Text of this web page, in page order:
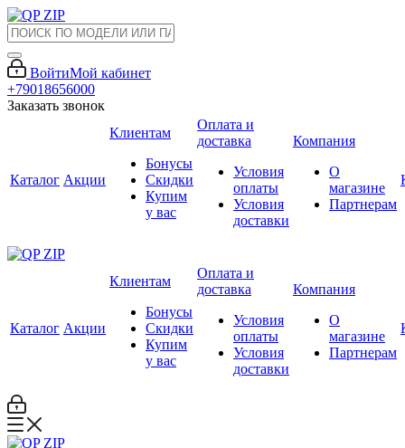
ВойтиМой кабинет
+79018656000
Заказать звонок
Каталог Акции
Клиентам
Бонусы
Скидки
Купим
у вас
Оплата и
доставка
Условия
оплаты
Условия
доставки
Компания
О
магазине
Партнерам
Каталог Акции
Клиентам
Бонусы
Скидки
Купим
у вас
Оплата и
доставка
Условия
оплаты
Условия
доставки
Компания
О
магазине
Партнерам